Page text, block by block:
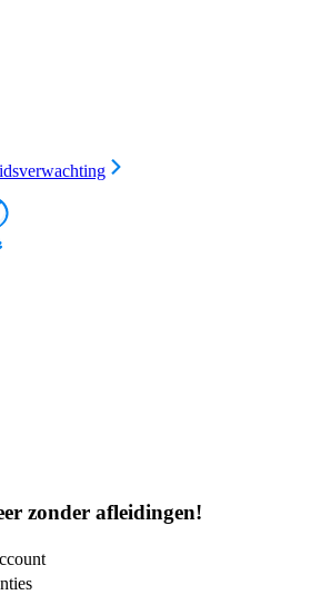
zonder afleidingen!